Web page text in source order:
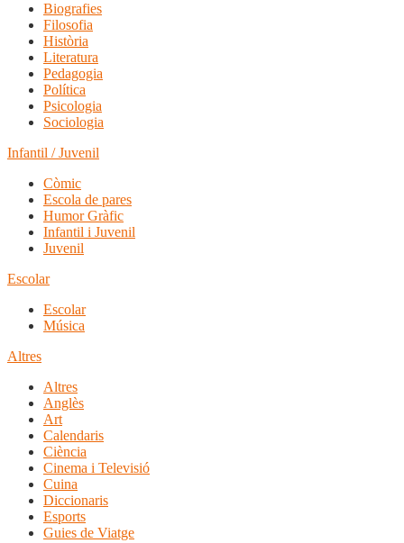
Biografies
Filosofia
Història
Literatura
Pedagogia
Política
Psicologia
Sociologia
Infantil / Juvenil
Còmic
Escola de pares
Humor Gràfic
Infantil i Juvenil
Juvenil
Escolar
Escolar
Música
Altres
Altres
Anglès
Art
Calendaris
Ciència
Cinema i Televisió
Cuina
Diccionaris
Esports
Guies de Viatge